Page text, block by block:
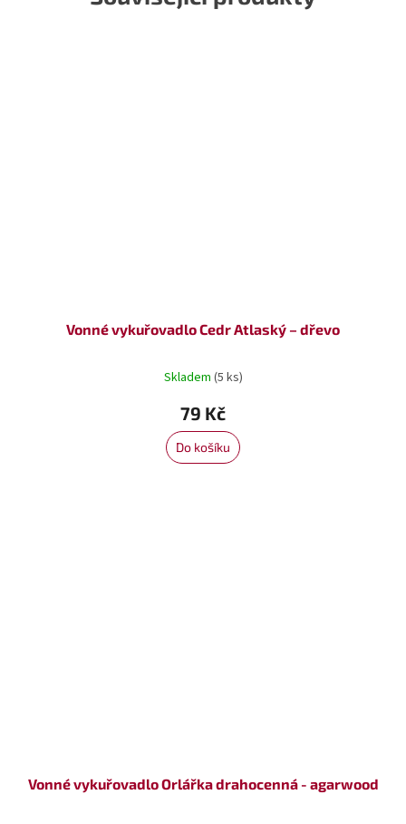
Vonné vykuřovadlo Cedr Atlaský – dřevo
Skladem (5 ks)
79 Kč
Do košíku
Vonné vykuřovadlo Orlářka drahocenná - agarwood